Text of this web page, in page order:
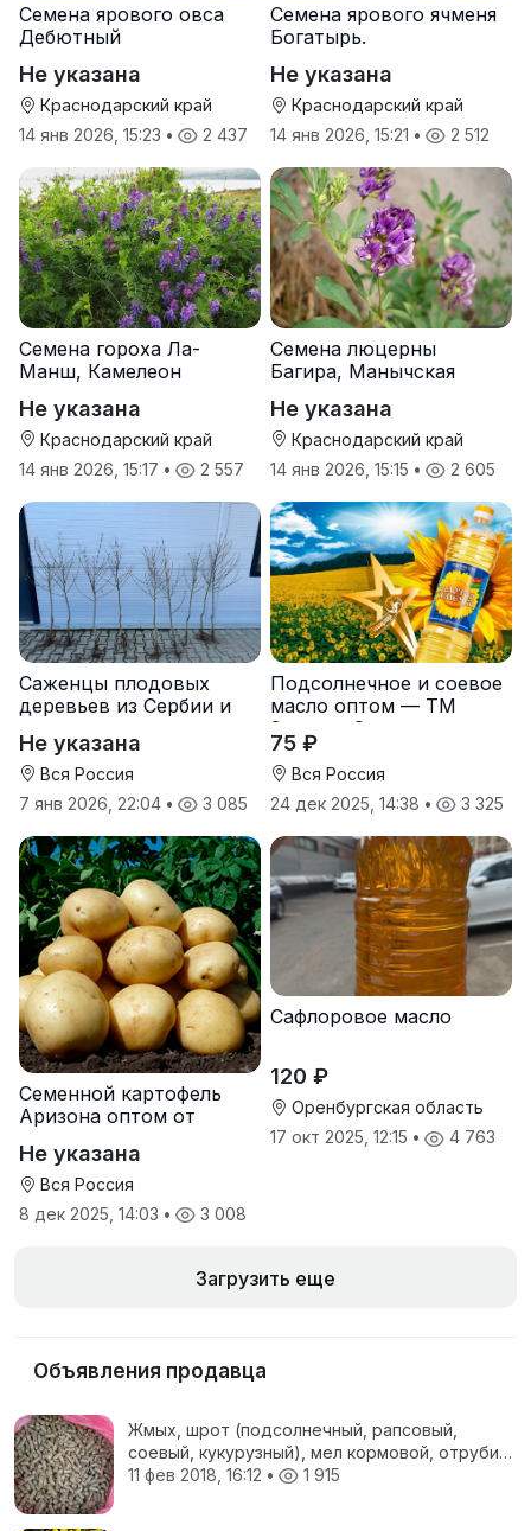
Семена ярового овса
Дебютный
Не указана
Краснодарский край
14 янв 2026, 15:23 • 2 437
Семена ярового ячменя
Богатырь.
Не указана
Краснодарский край
14 янв 2026, 15:21 • 2 512
Семена гороха Ла-
Манш, Камелеон
Не указана
Краснодарский край
14 янв 2026, 15:17 • 2 557
Семена люцерны
Багира, Манычская
Не указана
Краснодарский край
14 янв 2026, 15:15 • 2 605
Саженцы плодовых
деревьев из Сербии и
Не указана
Вся Россия
7 янв 2026, 22:04 • 3 085
Подсолнечное и соевое
масло оптом — ТМ
Золотая Семечка
75 ₽
Вся Россия
24 дек 2025, 14:38 • 3 325
Семенной картофель
Аризона оптом от
Не указана
Вся Россия
8 дек 2025, 14:03 • 3 008
Сафлоровое масло
120 ₽
Оренбургская область
17 окт 2025, 12:15 • 4 763
Загрузить еще
Объявления продавца
Жмых, шрот (подсолнечный, рапсовый,
соевый, кукурузный), мел кормовой, отруби
пшеничные, жом свекловичный, соя
11 фев 2018, 16:12 • 1 915